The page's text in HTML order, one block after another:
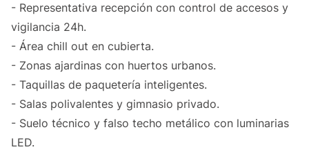
- Representativa recepción con control de accesos y
vigilancia 24h.
- Área chill out en cubierta.
- Zonas ajardinas con huertos urbanos.
- Taquillas de paquetería inteligentes.
- Salas polivalentes y gimnasio privado.
- Suelo técnico y falso techo metálico con luminarias
LED.